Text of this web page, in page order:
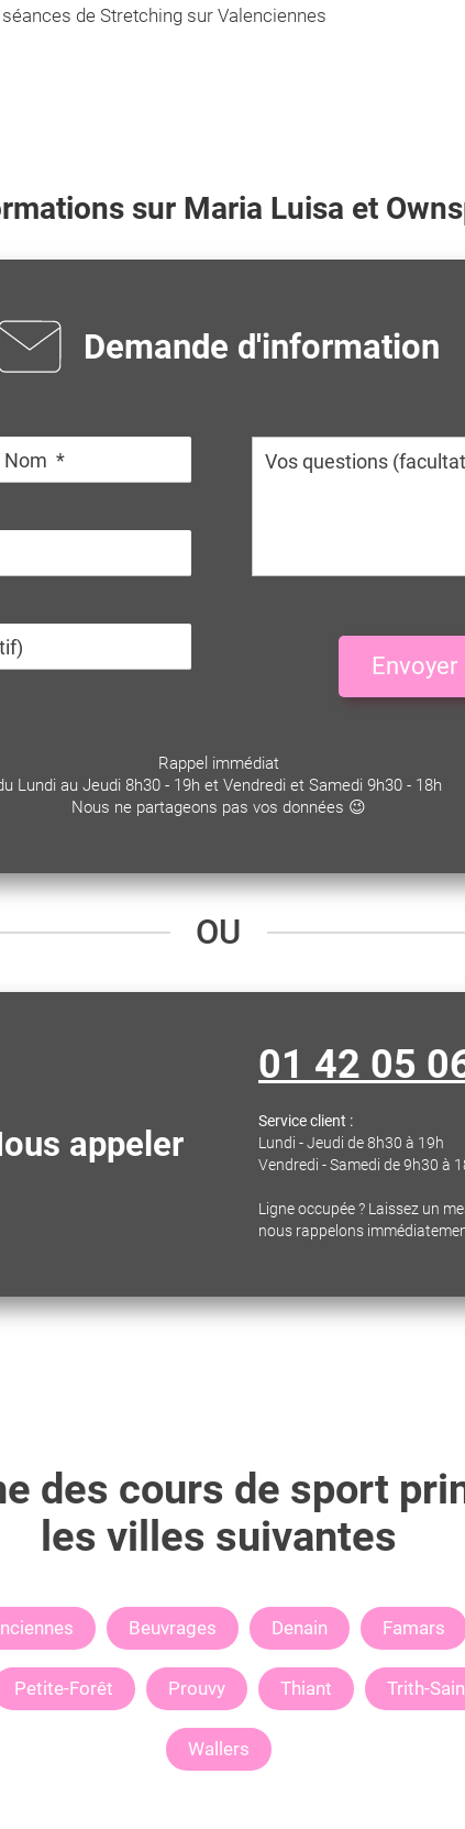
de Stretching sur Valenciennes
sur Maria Luisa et
Demande d'information
Envoyer
Rappel immédiat
Lundi au Jeudi 8h30 - 19h et Vendredi et Samedi 9h30 - 18h
Nous ne partageons pas vos données 😉
OU
appeler
01 42 05
Service client :
Lundi - Jeudi de 8h30 à 19h
Vendredi - Samedi de 9h30 à
Ligne occupée ? Laissez un
nous rappelons
des cours de sport
les villes suivantes
Beuvrages Denain Famars
Petite-Forêt Prouvy Thiant Trith-
Wallers